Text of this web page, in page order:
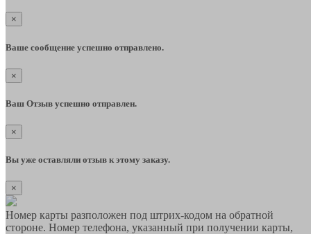
×
Ваше сообщение успешно отправлено.
×
Ваш Отзыв успешно отправлен.
×
Вы уже оставляли отзыв к этому заказу.
×
Номер карты разположен под штрих-кодом на обратной
стороне. Номер телефона, указанный при получении карты,